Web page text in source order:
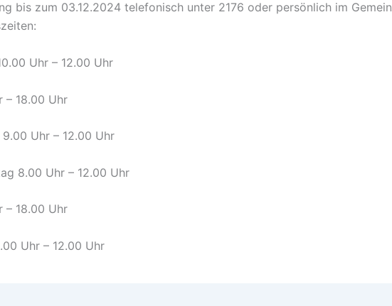
bis zum 03.12.2024 telefonisch unter 2176 oder persönlich im
Uhr – 12.00 Uhr
– 18.00 Uhr
Uhr – 12.00 Uhr
8.00 Uhr – 12.00 Uhr
– 18.00 Uhr
Uhr – 12.00 Uhr